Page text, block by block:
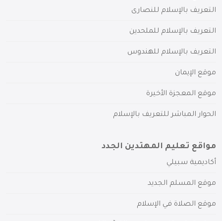
التعريف بالإسلام للنصارى
التعريف بالإسلام للملحدين
التعريف بالإسلام للهندوس
موقع الإيمان
موقع المعجزة الأخيرة
الحوار المباشر للتعريف بالإسلام
مواقع تعليم المهتدين الجدد
أكاديمية سبيلي
موقع المسلم الجديد
موقع الصلاة في الإسلام